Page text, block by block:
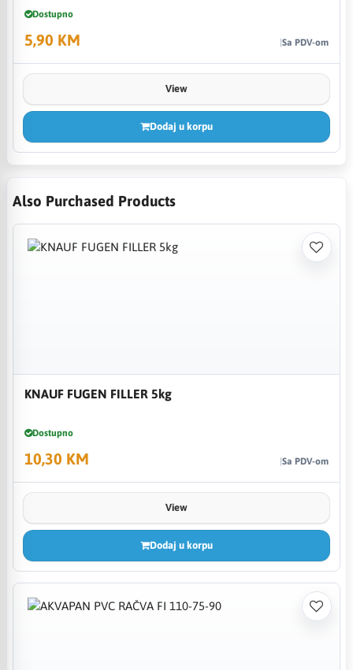
Dostupno
5,90 KM Sa PDV-om
View
Dodaj u korpu
Also Purchased Products
KNAUF FUGEN FILLER 5kg
Dostupno
10,30 KM Sa PDV-om
View
Dodaj u korpu